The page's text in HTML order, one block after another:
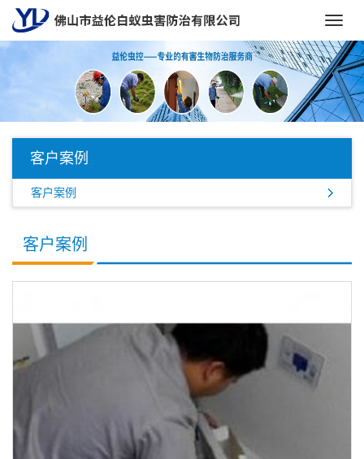
客户案例
客户案例
客户案例